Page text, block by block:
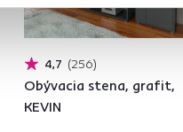
4,7 256
Obývacia stena, grafit,
KEVIN